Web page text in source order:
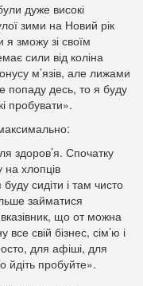
дуже високі
зими на Новий рік
зможу зі своїм
сили від коліна
м’язів, але лижами
попаду десь, то я буду
пробувати».
здоров’я. Спочатку
хлопців
сидіти і там чисто
займатися
що от можна
свій бізнес, сім’ю і
для афіші, для
пробуйте».